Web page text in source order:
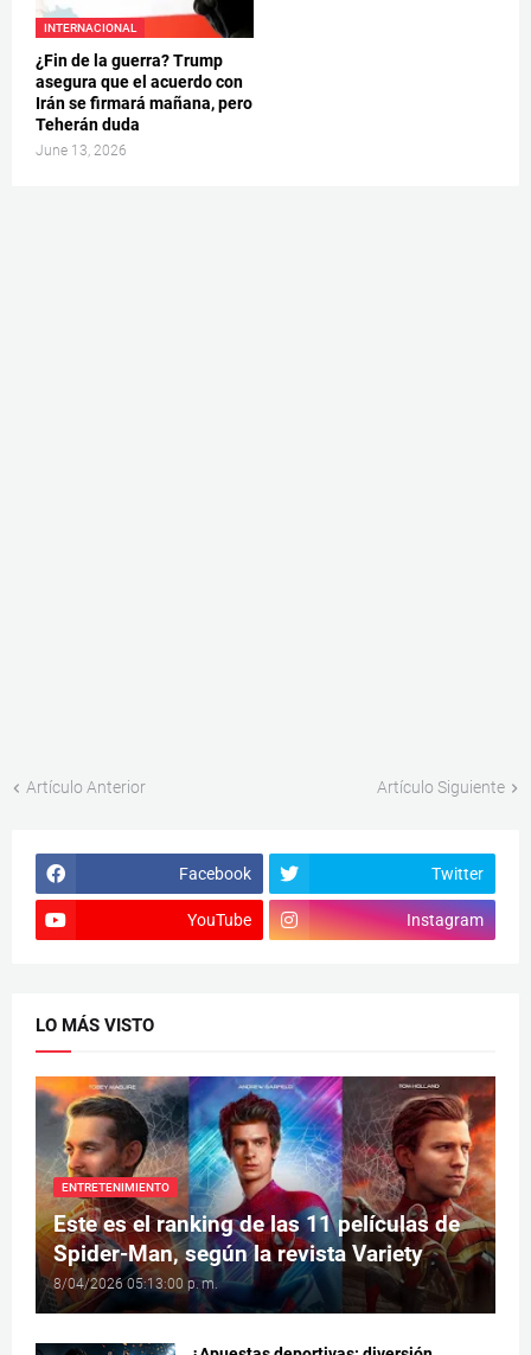
INTERNACIONAL
¿Fin de la guerra? Trump
asegura que el acuerdo con
Irán se firmará mañana, pero
Teherán duda
June 13, 2026
Artículo Anterior Artículo Siguiente
Facebook Twitter
YouTube Instagram
LO MÁS VISTO
ENTRETENIMIENTO
Este es el ranking de las 11 películas de
Spider-Man, según la revista Variety
8/04/2026 05:13:00 p. m.